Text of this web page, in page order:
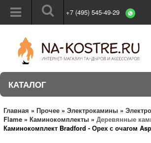
+7 (495) 545-49-29
КАТАЛОГ
Главная » Прочее » Электрокамины »
Flame » Каминокомплекты » Деревянные
Каминокомплект Bradford - Орех с очагом